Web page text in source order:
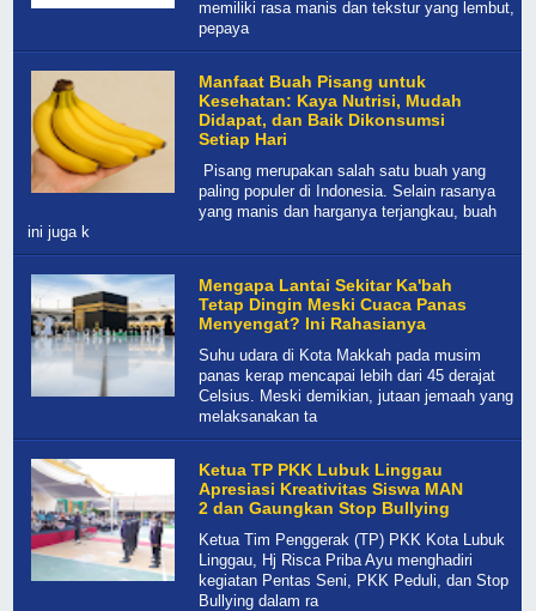
memiliki rasa manis dan tekstur yang lembut,
pepaya
Manfaat Buah Pisang untuk
Kesehatan: Kaya Nutrisi, Mudah
Didapat, dan Baik Dikonsumsi
Setiap Hari
Pisang merupakan salah satu buah yang
paling populer di Indonesia. Selain rasanya
yang manis dan harganya terjangkau, buah
ini juga k
Mengapa Lantai Sekitar Ka'bah
Tetap Dingin Meski Cuaca Panas
Menyengat? Ini Rahasianya
Suhu udara di Kota Makkah pada musim
panas kerap mencapai lebih dari 45 derajat
Celsius. Meski demikian, jutaan jemaah yang
melaksanakan ta
Ketua TP PKK Lubuk Linggau
Apresiasi Kreativitas Siswa MAN
2 dan Gaungkan Stop Bullying
Ketua Tim Penggerak (TP) PKK Kota Lubuk
Linggau, Hj Risca Priba Ayu menghadiri
kegiatan Pentas Seni, PKK Peduli, dan Stop
Bullying dalam ra